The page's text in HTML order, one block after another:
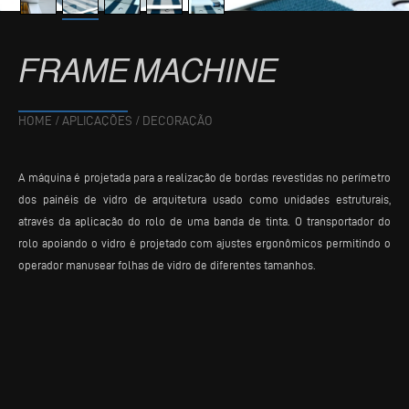
FRAMEMACHINE
HOME / APLICAÇÕES / DECORAÇÃO
A máquina é projetada para a realização de bordas revestidas no perímetro
dos painéis de vidro de arquitetura usado como unidades estruturais,
através da aplicação do rolo de uma banda de tinta. O transportador do
rolo apoiando o vidro é projetado com ajustes ergonômicos permitindo o
operador manusear folhas de vidro de diferentes tamanhos.